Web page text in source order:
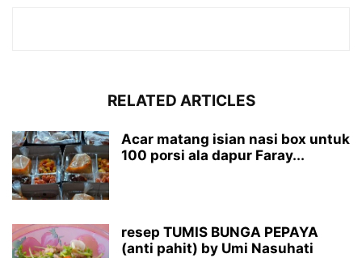
RELATED ARTICLES
Acar matang isian nasi box untuk
100 porsi ala dapur Faray...
resep TUMIS BUNGA PEPAYA
(anti pahit) by Umi Nasuhati